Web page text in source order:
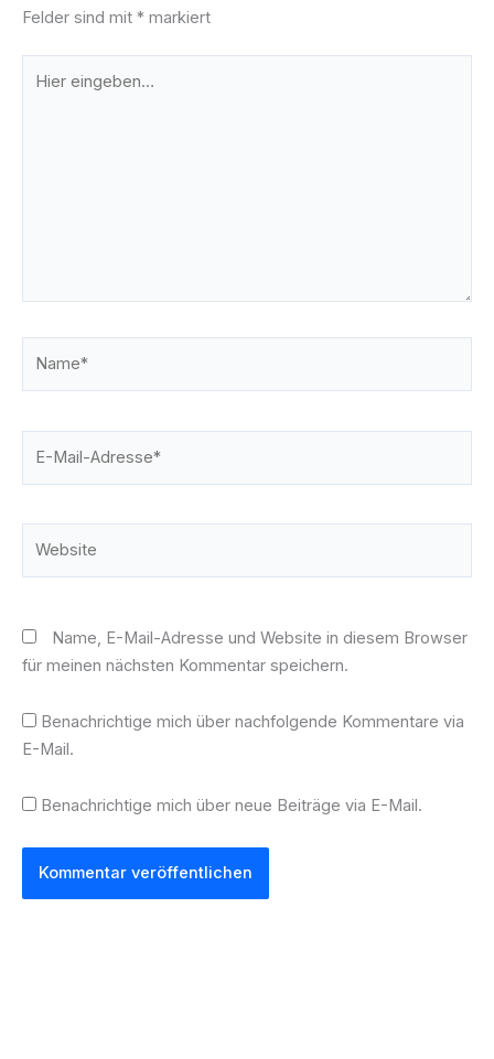
Felder sind mit * markiert
eingeben…
Name, E-Mail-Adresse und Website in diesem Browser
für meinen nächsten Kommentar speichern.
Benachrichtige mich über nachfolgende Kommentare via
E-Mail.
Benachrichtige mich über neue Beiträge via E-Mail.